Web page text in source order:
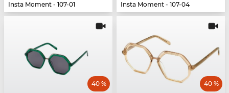
Insta Moment - 107-01
Insta Moment - 107-04
40 % 40 %